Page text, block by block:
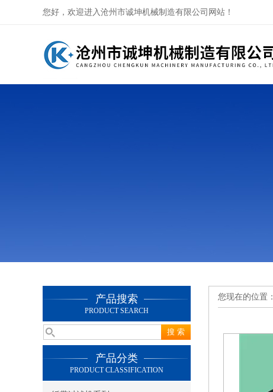
您好，欢迎进入沧州市诚坤机械制造有限公司网站！
产品搜索
PRODUCT SEARCH
产品分类
PRODUCT CLASSIFICATION
您现在的位置：